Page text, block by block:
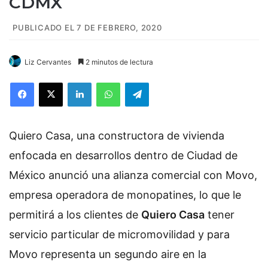
PUBLICADO EL 7 DE FEBRERO, 2020
Liz Cervantes 2 minutos de lectura
Quiero Casa, una constructora de vivienda
enfocada en desarrollos dentro de Ciudad de
México anunció una alianza comercial con Movo,
empresa operadora de monopatines, lo que le
permitirá a los clientes de Quiero Casa tener
servicio particular de micromovilidad y para
Movo representa un segundo aire en la